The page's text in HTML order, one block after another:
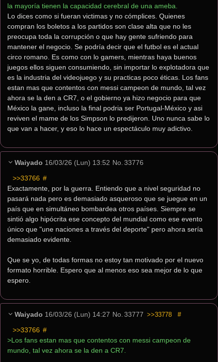
la mayoría tienen la capacidad cerebral de una ameba.
Lo dices como si fueran victimas y no cómplices. Quienes
compran los boletos a los partidos son clase alta que no les
preocupa toda la corrupción o que hay gente sufriendo para
mantener el negocio. Se podría decir que el futbol es el actual
circo romano. Es como con lo gamers, mientras haya buenos
juegos ellos siguen consumiendo, sin importar lo explotadora que
es la industria del videojuego y su practicas poco éticas. Los fans
estan mas que contentos con messi campeon de mundo, tal vez
ahora se la den a CR7, o el gobierno ya hizo negocio para que
México la gane, incluso la final podria ser Portugal-México y asi
reviven el mame de los Simpson lo predijeron. Uno nunca sabe lo
que van a hacer, y eso lo hace un espectáculo muy adictivo.
Waiyado 16/03/26 (Lun) 13:52 No. 33776
>>33766 #
Exactamente, por la guerra. Entiendo que a nivel seguridad no
pasará nada pero es demasiado asqueroso que se juegue en un
país que en simultáneo bombardea otros países. Siempre se
sintió algo hipócrita ese concepto del mundial como ese evento
único que "une naciones a través del deporte" pero ahora sería
demasiado evidente.
Que se yo, de todas formas no estoy tan motivado por el nuevo
formato horrible. Espero que al menos eso sea mejor de lo que
espero.
Waiyado 16/03/26 (Lun) 14:27 No. 33777 >>33778 #
>>33766 #
>Los fans estan mas que contentos con messi campeon de
mundo, tal vez ahora se la den a CR7.